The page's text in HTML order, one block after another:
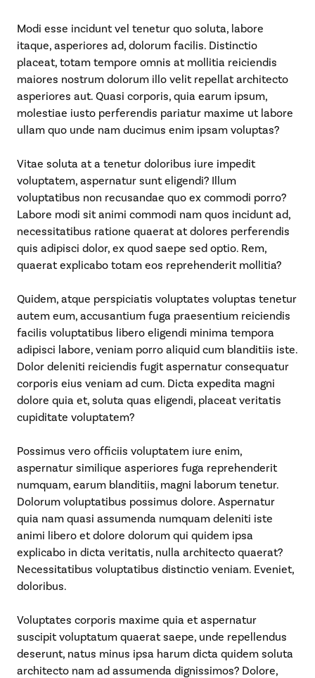
Modi esse incidunt vel tenetur quo soluta, labore
itaque, asperiores ad, dolorum facilis. Distinctio
placeat, totam tempore omnis at mollitia reiciendis
maiores nostrum dolorum illo velit repellat architecto
asperiores aut. Quasi corporis, quia earum ipsum,
molestiae iusto perferendis pariatur maxime ut labore
ullam quo unde nam ducimus enim ipsam voluptas?
Vitae soluta at a tenetur doloribus iure impedit
voluptatem, aspernatur sunt eligendi? Illum
voluptatibus non recusandae quo ex commodi porro?
Labore modi sit animi commodi nam quos incidunt ad,
necessitatibus ratione quaerat at dolores perferendis
quis adipisci dolor, ex quod saepe sed optio. Rem,
quaerat explicabo totam eos reprehenderit mollitia?
Quidem, atque perspiciatis voluptates voluptas tenetur
autem eum, accusantium fuga praesentium reiciendis
facilis voluptatibus libero eligendi minima tempora
adipisci labore, veniam porro aliquid cum blanditiis iste.
Dolor deleniti reiciendis fugit aspernatur consequatur
corporis eius veniam ad cum. Dicta expedita magni
dolore quia et, soluta quas eligendi, placeat veritatis
cupiditate voluptatem?
Possimus vero officiis voluptatem iure enim,
aspernatur similique asperiores fuga reprehenderit
numquam, earum blanditiis, magni laborum tenetur.
Dolorum voluptatibus possimus dolore. Aspernatur
quia nam quasi assumenda numquam deleniti iste
animi libero et dolore dolorum qui quidem ipsa
explicabo in dicta veritatis, nulla architecto quaerat?
Necessitatibus voluptatibus distinctio veniam. Eveniet,
doloribus.
Voluptates corporis maxime quia et aspernatur
suscipit voluptatum quaerat saepe, unde repellendus
deserunt, natus minus ipsa harum dicta quidem soluta
architecto nam ad assumenda dignissimos? Dolore,